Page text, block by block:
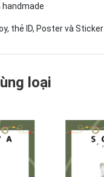
thẻ ID, Poster và Sticker
loại